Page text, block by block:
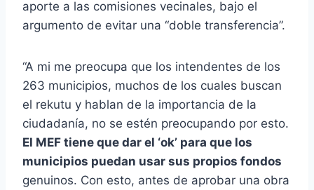
aporte a las comisiones vecinales, bajo el
argumento de evitar una “doble transferencia”.
“A mi me preocupa que los intendentes de los
263 municipios, muchos de los cuales buscan
el rekutu y hablan de la importancia de la
ciudadanía, no se estén preocupando por esto.
El MEF tiene que dar el ‘ok’ para que los
municipios puedan usar sus propios fondos
genuinos. Con esto, antes de aprobar una obra